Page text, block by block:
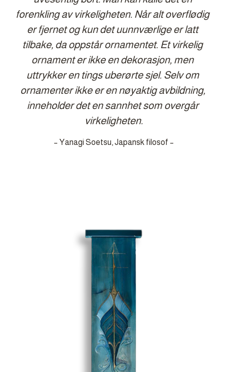
forenkling av virkeligheten. Når alt overflødig
er fjernet og kun det uunnværlige er latt
tilbake, da oppstår ornamentet. Et virkelig
ornament er ikke en dekorasjon, men
uttrykker en tings uberørte sjel. Selv om
ornamenter ikke er en nøyaktig avbildning,
inneholder det en sannhet som overgår
virkeligheten.
– Yanagi Soetsu, Japansk filosof –